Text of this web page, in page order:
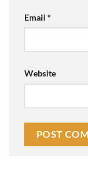
Email *
Website